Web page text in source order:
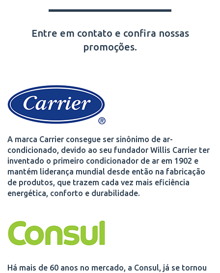
Entre em contato e confira nossas
promoções.
A marca Carrier consegue ser sinônimo de ar-
condicionado, devido ao seu fundador Willis Carrier ter
inventado o primeiro condicionador de ar em 1902 e
mantém liderança mundial desde então na fabricação
de produtos, que trazem cada vez mais eficiência
energética, conforto e durabilidade.
Há mais de 60 anos no mercado, a Consul, já se tornou